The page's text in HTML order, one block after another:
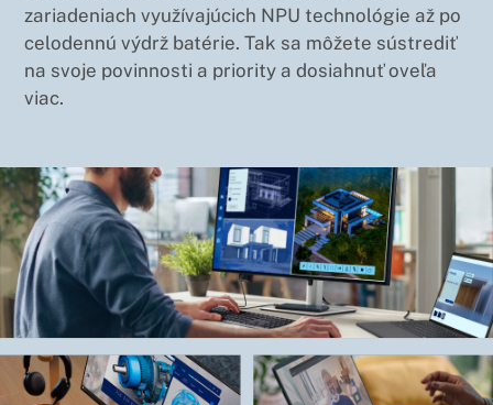
zariadeniach využívajúcich NPU technológie až po
celodennú výdrž batérie. Tak sa môžete sústrediť
na svoje povinnosti a priority a dosiahnuť oveľa
viac.